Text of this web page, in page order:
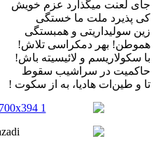
جای لعنت میگذارد عزم خویش
کی پذیرد ملت ما خستگی
زین سولیداریتی و همبستگی
هموطن! بهر دمکراسی تلاش!
با سکولاریسم و لائیسیته باش!
حاکمیت در سراشیب سقوط
تا و طین‌ات هادیا، به از سکوت ‍!